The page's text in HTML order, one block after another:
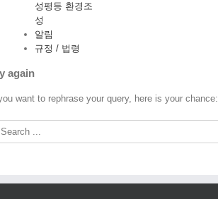
성평등 환경조
성
알림
규정 / 법령
again
want to rephrase your query, here is your chance: